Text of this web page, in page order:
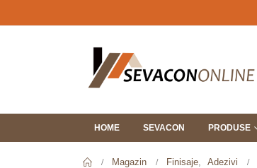
HOME SEVACON PRODUSE
Magazin Finisaje, Adezivi